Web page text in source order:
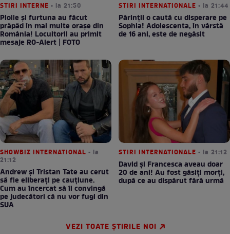
STIRI INTERNE • la 21:50
Ploile și furtuna au făcut
prăpăd în mai multe orașe din
România! Locuitorii au primit
mesaje RO-Alert | FOTO
STIRI INTERNATIONALE • la 21:44
Părinții o caută cu disperare pe
Sophia! Adolescenta, în vârstă
de 16 ani, este de negăsit
SHOWBIZ INTERNATIONAL • la
21:12
Andrew și Tristan Tate au cerut
să fie eliberați pe cauțiune.
Cum au încercat să îi convingă
pe judecători că nu vor fugi din
SUA
STIRI INTERNATIONALE • la 21:12
David și Francesca aveau doar
20 de ani! Au fost găsiți morți,
după ce au dispărut fără urmă
VEZI TOATE ȘTIRILE NOI